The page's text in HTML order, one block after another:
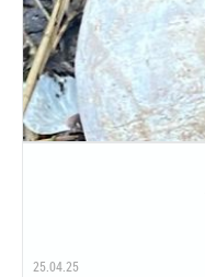
25.04.25